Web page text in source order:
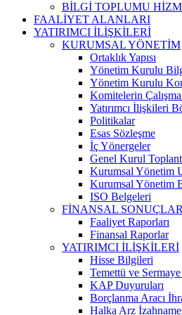
BİLGİ TOPLUMU
FAALİYET ALANLARI
YATIRIMCI İLİŞKİLERİ
KURUMSAL YÖNETİM
Ortaklık Yapısı
Yönetim Kurulu
Yönetim Kurulu
Komitelerin Çalışma
Yatırımcı İlişkileri
Politikalar
Esas Sözleşme
İç Yönergeler
Genel Kurul
Kurumsal Yönetim
Kurumsal Yönetim
ISO Belgeleri
FİNANSAL
Faaliyet Raporları
Finansal Raporlar
YATIRIMCI İLİŞKİLERİ
Hisse Bilgileri
Temettü ve Sermaye
KAP Duyuruları
Borçlanma Aracı
Halka Arz